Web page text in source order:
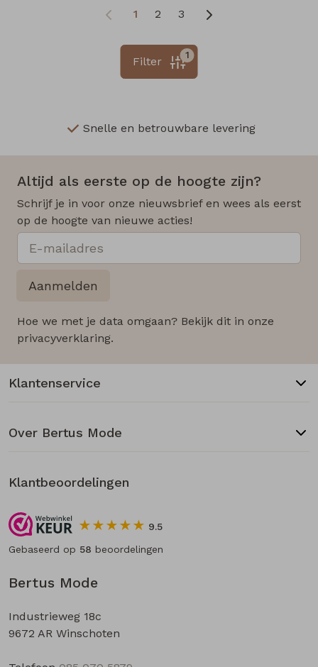
1 2 3
1
Filter
Snelle en betrouwbare levering
Altijd als eerste op de hoogte zijn?
Schrijf je in voor onze nieuwsbrief en wees als eerst
op de hoogte van nieuwe acties!
Aanmelden
Hoe we met je data omgaan? Bekijk dit in onze
privacyverklaring.
Bertus Mode
Industrieweg 18c
9672 AR Winschoten
Klantenservice
Over Bertus Mode
Klantbeoordelingen
9.5
Gebaseerd op 58 beoordelingen